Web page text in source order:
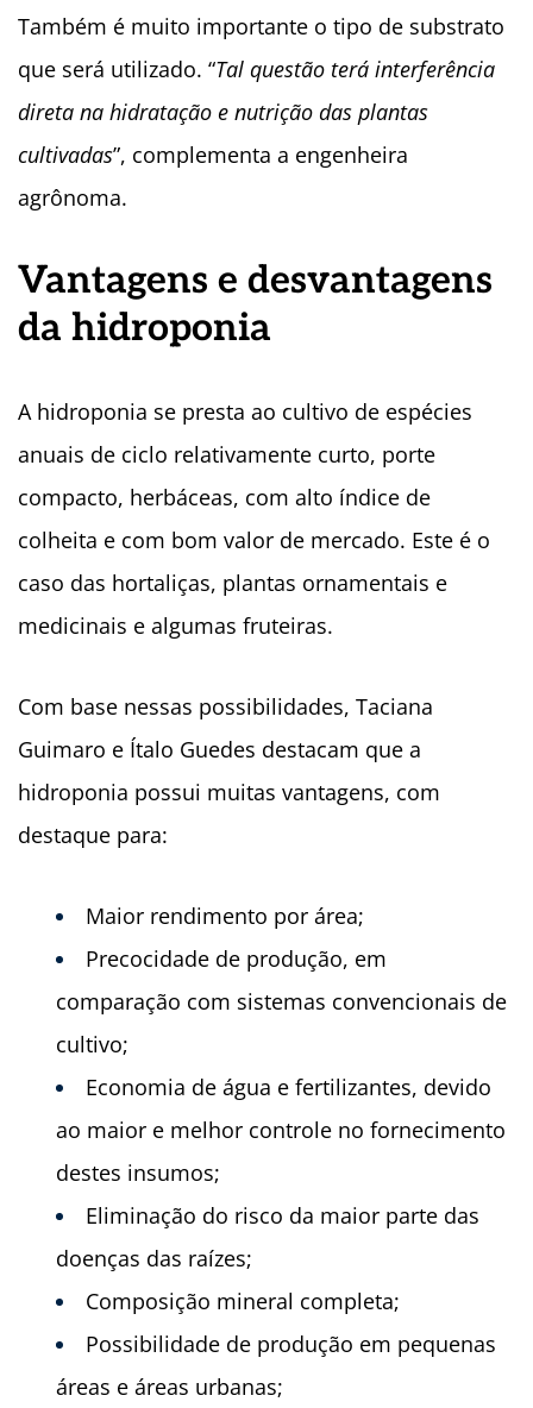
Também é muito importante o tipo de substrato
que será utilizado. “Tal questão terá interferência
direta na hidratação e nutrição das plantas
cultivadas”, complementa a engenheira
agrônoma.
Vantagens e desvantagens
da hidroponia
A hidroponia se presta ao cultivo de espécies
anuais de ciclo relativamente curto, porte
compacto, herbáceas, com alto índice de
colheita e com bom valor de mercado. Este é o
caso das hortaliças, plantas ornamentais e
medicinais e algumas fruteiras.
Com base nessas possibilidades, Taciana
Guimaro e Ítalo Guedes destacam que a
hidroponia possui muitas vantagens, com
destaque para:
Maior rendimento por área;
Precocidade de produção, em
comparação com sistemas convencionais de
cultivo;
Economia de água e fertilizantes, devido
ao maior e melhor controle no fornecimento
destes insumos;
Eliminação do risco da maior parte das
doenças das raízes;
Composição mineral completa;
Possibilidade de produção em pequenas
áreas e áreas urbanas;